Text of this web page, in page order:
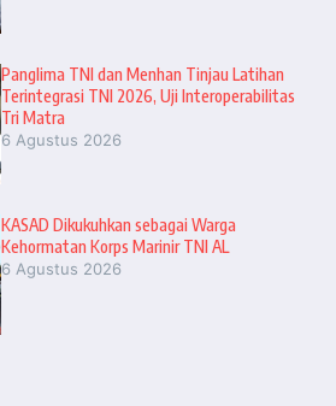
Panglima TNI dan Menhan Tinjau Latihan
Terintegrasi TNI 2026, Uji Interoperabilitas
Tri Matra
6 Agustus 2026
KASAD Dikukuhkan sebagai Warga
Kehormatan Korps Marinir TNI AL
6 Agustus 2026